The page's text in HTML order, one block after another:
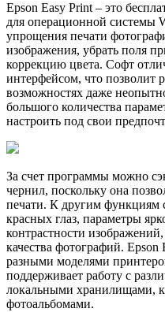
Epson Easy Print – это
для операционной системы
упрощения печати
изображения, убрать поля
коррекцию цвета. Софт
интерфейсом, что позволит
возможностях даже
большого количества
настроить под свои
За счет программы можно
чернил, поскольку она
печати. К другим функциям
красных глаз, параметры
контрастности
качества фотографий. Epson
разными моделями
поддерживает работу с
локальными хранилищами,
фотоальбомами.